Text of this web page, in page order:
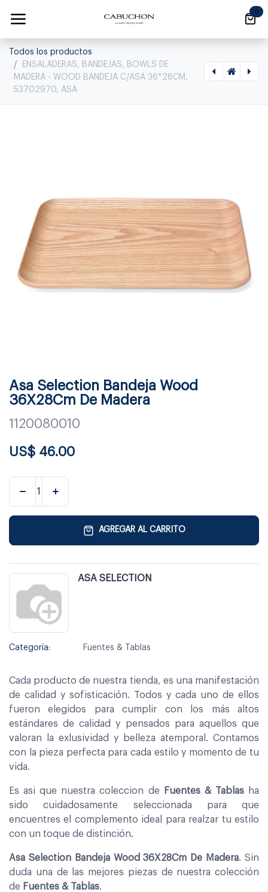
0
Todos los productos
ENSALADERAS, BANDEJAS, BOWLS DE
MADERA - WOOD BANDEJA C/ASA 36*28CM,
53702970, ASA
Asa Selection Bandeja Wood
36X28Cm De Madera
1120080010
US$ 46.00
AGREGAR AL CARRITO
ASA SELECTION
Categoría: Fuentes & Tablas
Cada producto de nuestra tienda, es una manifestación
de calidad y sofisticación. Todos y cada uno de ellos
fueron elegidos para cumplir con los más altos
estándares de calidad y pensados para aquellos que
valoran la exlusividad y belleza atemporal. Contamos
con la pieza perfecta para cada estilo y momento de tu
vida.
Es asi que nuestra coleccion de Fuentes & Tablasha
sido cuidadosamente seleccionada para que
encuentres el complemento ideal para realzar tu estilo
con un toque de distinción.
Asa Selection Bandeja Wood 36X28Cm De Madera. Sin
duda una de las mejores piezas de nuestra colección
de Fuentes & Tablas.